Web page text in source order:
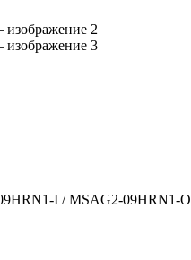
I / MSAG2-09HRN1-O